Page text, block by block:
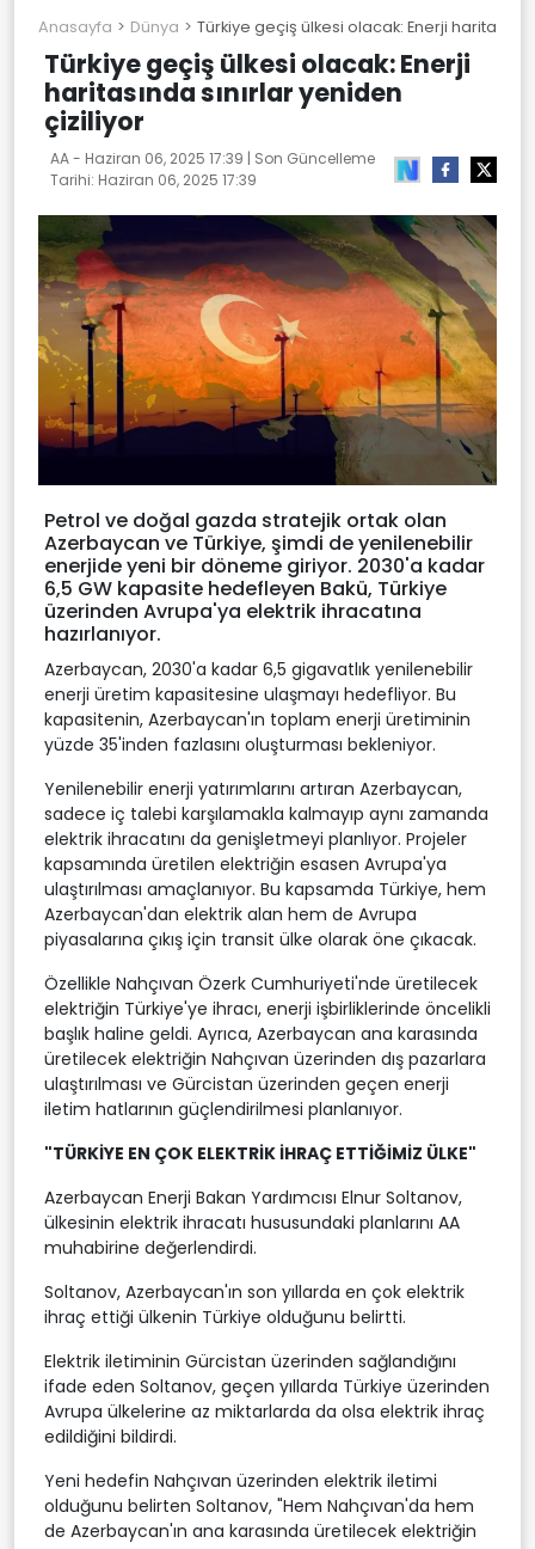
Anasayfa Dünya Türkiye geçiş ülkesi olacak: Enerji
Türkiye geçiş ülkesi olacak: Enerji
haritasında sınırlar yeniden
çiziliyor
AA - Haziran 06, 2025 17:39 | Son Güncelleme
Tarihi: Haziran 06, 2025 17:39
Petrol ve doğal gazda stratejik ortak olan
Azerbaycan ve Türkiye, şimdi de yenilenebilir
enerjide yeni bir döneme giriyor. 2030'a kadar
6,5 GW kapasite hedefleyen Bakü, Türkiye
üzerinden Avrupa'ya elektrik ihracatına
hazırlanıyor.
Azerbaycan, 2030'a kadar 6,5 gigavatlık yenilenebilir
enerji üretim kapasitesine ulaşmayı hedefliyor. Bu
kapasitenin, Azerbaycan'ın toplam enerji üretiminin
yüzde 35'inden fazlasını oluşturması bekleniyor.
Yenilenebilir enerji yatırımlarını artıran Azerbaycan,
sadece iç talebi karşılamakla kalmayıp aynı zamanda
elektrik ihracatını da genişletmeyi planlıyor. Projeler
kapsamında üretilen elektriğin esasen Avrupa'ya
ulaştırılması amaçlanıyor. Bu kapsamda Türkiye, hem
Azerbaycan'dan elektrik alan hem de Avrupa
piyasalarına çıkış için transit ülke olarak öne çıkacak.
Özellikle Nahçıvan Özerk Cumhuriyeti'nde üretilecek
elektriğin Türkiye'ye ihracı, enerji işbirliklerinde öncelikli
başlık haline geldi. Ayrıca, Azerbaycan ana karasında
üretilecek elektriğin Nahçıvan üzerinden dış pazarlara
ulaştırılması ve Gürcistan üzerinden geçen enerji
iletim hatlarının güçlendirilmesi planlanıyor.
"TÜRKİYE EN ÇOK ELEKTRİK İHRAÇ ETTİĞİMİZ ÜLKE"
Azerbaycan Enerji Bakan Yardımcısı Elnur Soltanov,
ülkesinin elektrik ihracatı hususundaki planlarını AA
muhabirine değerlendirdi.
Soltanov, Azerbaycan'ın son yıllarda en çok elektrik
ihraç ettiği ülkenin Türkiye olduğunu belirtti.
Elektrik iletiminin Gürcistan üzerinden sağlandığını
ifade eden Soltanov, geçen yıllarda Türkiye üzerinden
Avrupa ülkelerine az miktarlarda da olsa elektrik ihraç
edildiğini bildirdi.
Yeni hedefin Nahçıvan üzerinden elektrik iletimi
olduğunu belirten Soltanov, "Hem Nahçıvan'da hem
de Azerbaycan'ın ana karasında üretilecek elektriğin